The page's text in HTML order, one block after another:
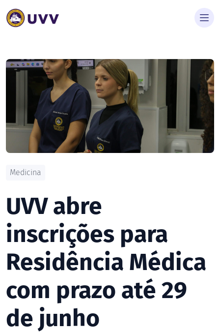
Medicina
UVV abre
inscrições para
Residência Médica
com prazo até 29
de junho